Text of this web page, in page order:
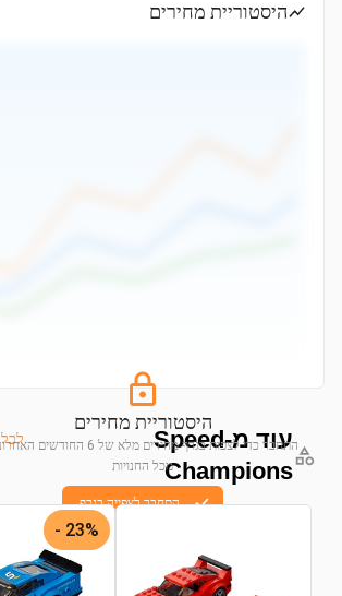
היסטוריית מחירים
היסטוריית מחירים
התחבר כדי לצפות בגרף מחירים מלא של 6 החודשים
מכל החנויות
התחבר לצפייה בגרף
עוד מ-Speed
Champions
23% -